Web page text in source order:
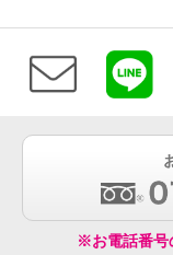
※お電話番号